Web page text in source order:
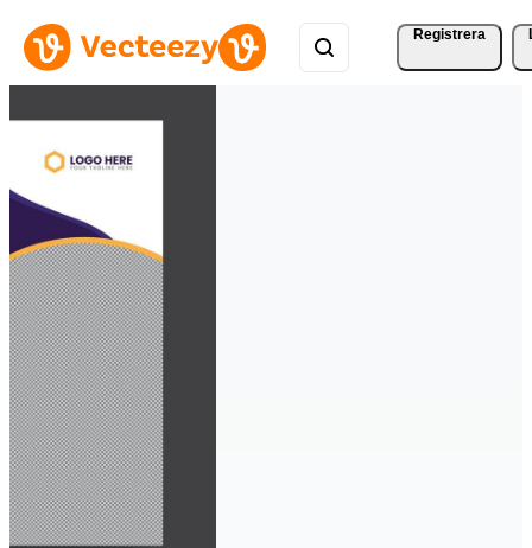
Registrera